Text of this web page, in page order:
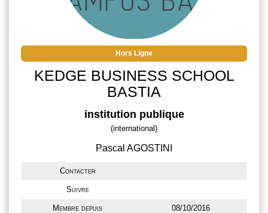
Hors Ligne
KEDGE BUSINESS SCHOOL
BASTIA
institution publique
(international)
Pascal AGOSTINI
Contacter
Suivre
Membre depuis 08/10/2016